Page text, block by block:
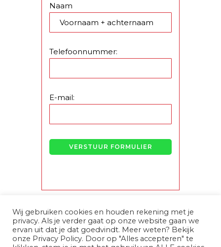
Naam
Telefoonnummer:
E-mail:
Wij gebruiken cookies en houden rekening met je
privacy. Als je verder gaat op onze website gaan we
ervan uit dat je dat goedvindt. Meer weten? Bekijk
onze Privacy Policy. Door op "Alles accepteren" te